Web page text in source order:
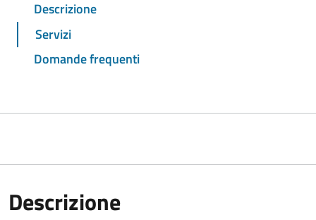
Descrizione
Servizi
Domande frequenti
Descrizione